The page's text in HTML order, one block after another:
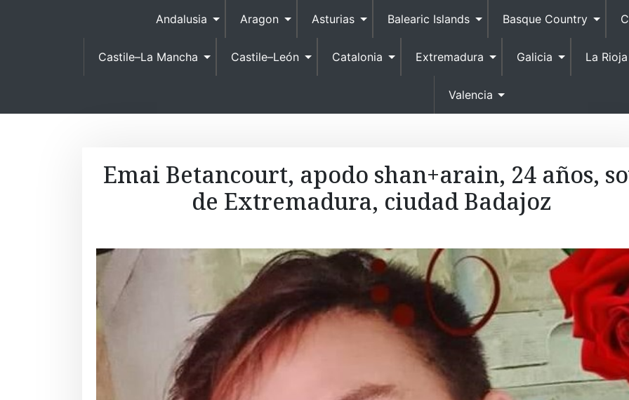
p
o
e
n
t
Andalusia Aragon Asturias Balearic Islands Basque Country
Castile–La Mancha Castile–León Catalonia Extremadura Galicia La Rioja
Valencia
Emai Betancourt, apodo shan+arain, 24 años,
de Extremadura, ciudad Badajoz